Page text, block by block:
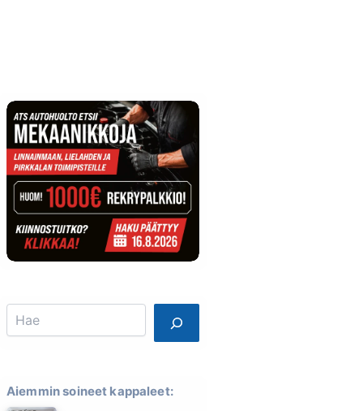
Search
Aiemmin soineet kappaleet: